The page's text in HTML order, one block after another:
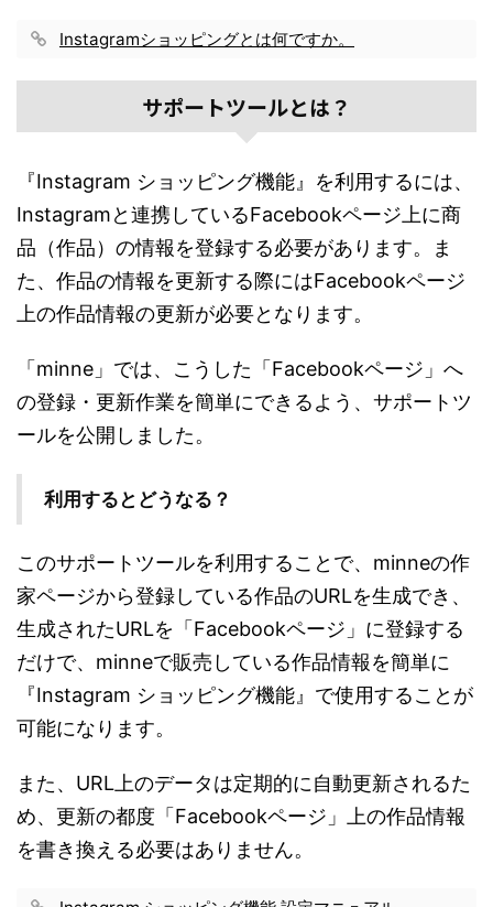
Instagramショッピングとは何ですか。
サポートツールとは？
『Instagram ショッピング機能』を利用するには、
Instagramと連携しているFacebookページ上に商
品（作品）の情報を登録する必要があります。ま
た、作品の情報を更新する際にはFacebookページ
上の作品情報の更新が必要となります。
「minne」では、こうした「Facebookページ」へ
の登録・更新作業を簡単にできるよう、サポートツ
ールを公開しました。
利用するとどうなる？
このサポートツールを利用することで、minneの作
家ページから登録している作品のURLを生成でき、
生成されたURLを「Facebookページ」に登録する
だけで、minneで販売している作品情報を簡単に
『Instagram ショッピング機能』で使用することが
可能になります。
また、URL上のデータは定期的に自動更新されるた
め、更新の都度「Facebookページ」上の作品情報
を書き換える必要はありません。